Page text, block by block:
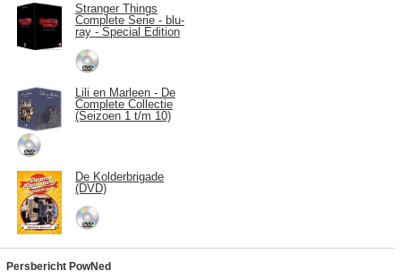
Stranger Things
Complete Serie - blu-
ray - Special Edition
Lili en Marleen - De
Complete Collectie
(Seizoen 1 t/m 10)
De Kolderbrigade
(DVD)
Persbericht PowNed